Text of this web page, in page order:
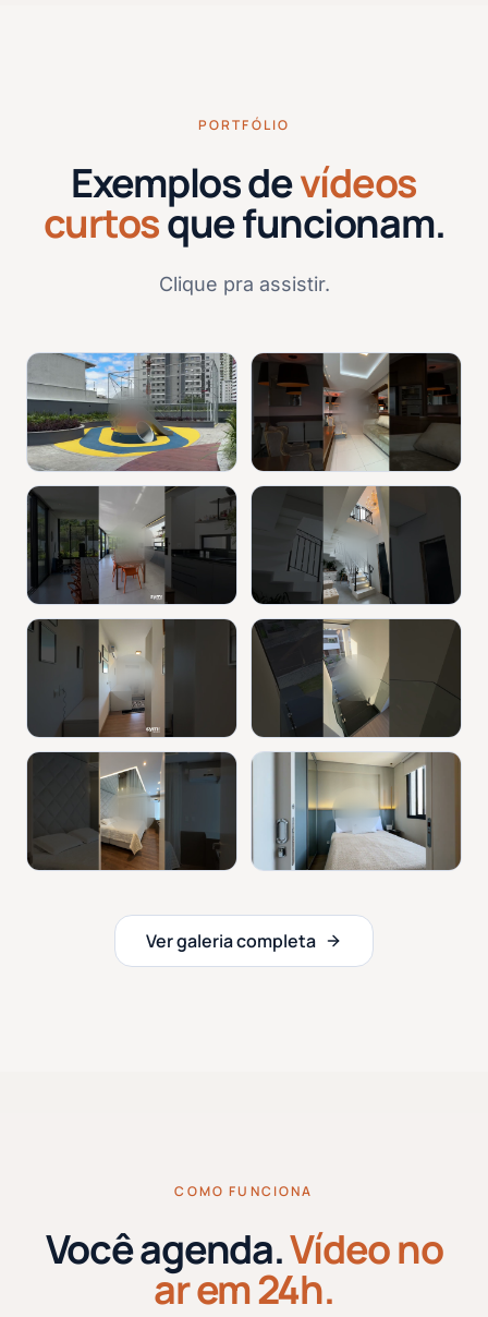
PORTFÓLIO
Exemplos devídeos
curtosque funcionam.
Clique pra assistir.
Ver galeria completa
COMO FUNCIONA
Você agenda.Vídeo no
ar em 24h.